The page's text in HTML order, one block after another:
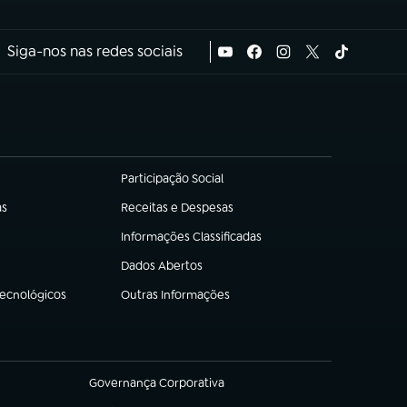
Siga-nos nas redes sociais
Participação Social
(abre em nova aba)
Receitas e Despesas
(abre em nova aba)
Informações Classificadas
(abre em nova aba)
Dados Abertos
(abre em nova aba)
Outras Informações
(abre em nova aba)
Governança Corporativa
(abre em nova aba)